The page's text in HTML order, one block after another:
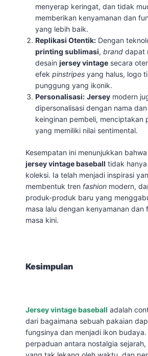
menyerap keringat, dan tidak
memberikan kenyamanan dan
yang lebih baik.
Replikasi Otentik: Dengan
printing sublimasi,brand dapat
desainjersey vintage secara
efekpinstripes yang halus, logo
punggung yang ikonik.
Personalisasi: Jersey modern
dipersonalisasi dengan nama
keinginan pembeli, menciptakan
yang memiliki nilai sentimental.
Kesempatan ini menunjukkan
jersey vintage baseball tidak
koleksi. Ia telah menjadi inspirasi
membentuk tren fashion modern,
produk-produk baru yang
masa lalu dengan kenyamanan dan
masa kini.
Kesimpulan
Jersey vintage baseball adalah
dari bagaimana sebuah pakaian
fungsinya dan menjadi ikon budaya.
perpaduan antara nostalgia sejarah,